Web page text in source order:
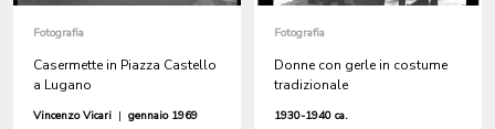
Fotografia
Casermette in Piazza Castello
a Lugano
Vincenzo Vicari | gennaio 1969
Fotografia
Donne con gerle in costume
tradizionale
1930-1940 ca.